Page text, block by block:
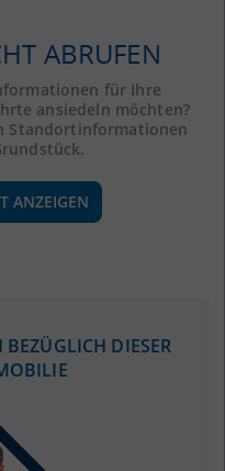
ABRUFEN
für Ihre
ansiedeln möchten?
Standortinformationen
STANDORTBERICHT ANZEIGEN
DIESER